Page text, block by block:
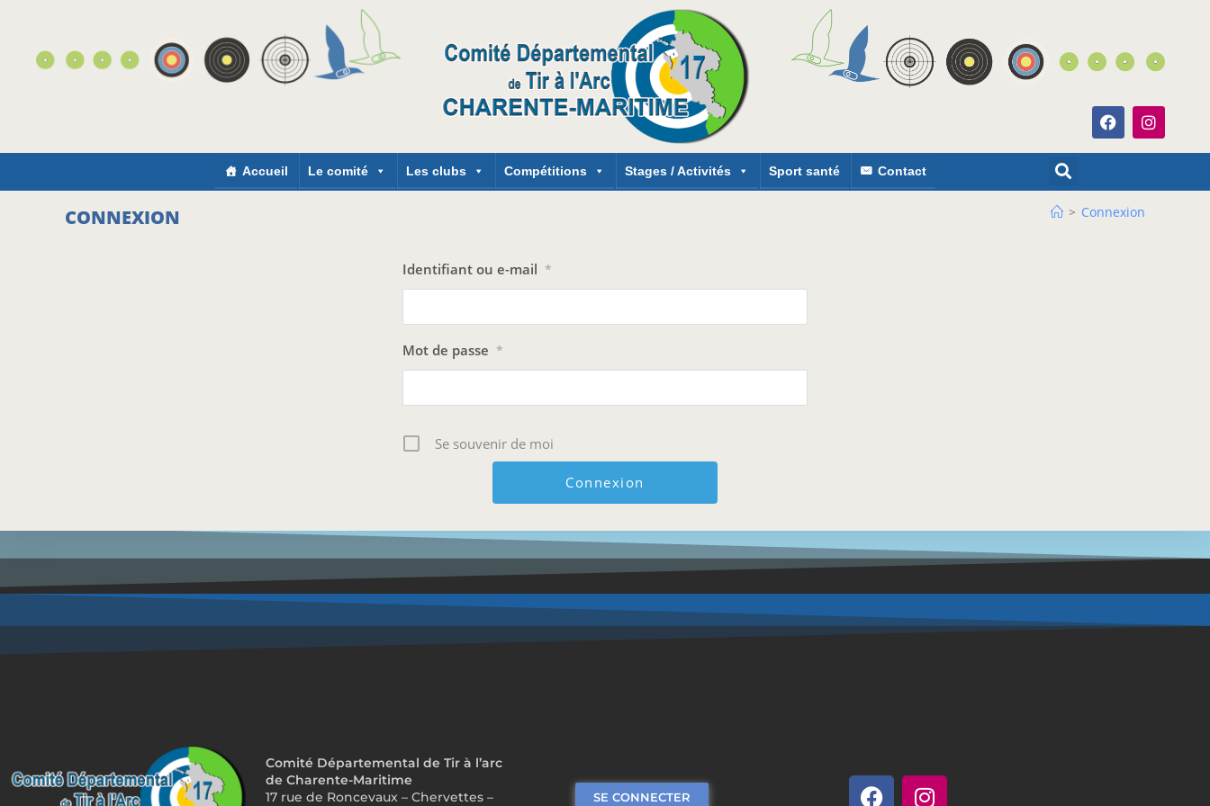
Accueil Le comité Les clubs Compétitions Stages / Activités Sport santé Contact
CONNEXION > Connexion
Identifiant ou e-mail *
Mot de passe *
Se souvenir de moi
Comité Départemental de Tir à l’arc
de Charente-Maritime
17 rue de Roncevaux – Chervettes –
SE CONNECTER